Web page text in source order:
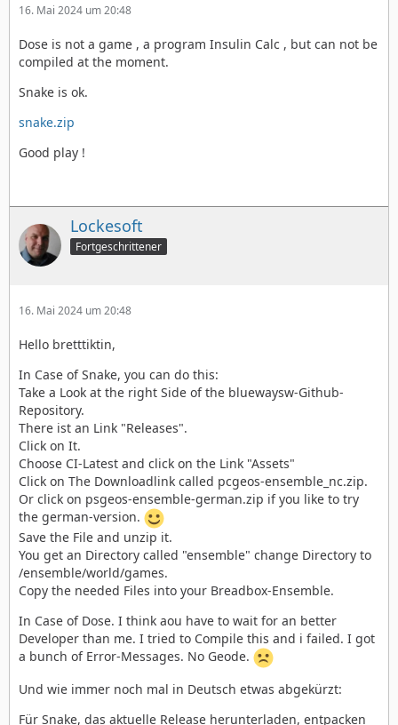
16. Mai 2024 um 20:48
Dose is not a game , a program Insulin Calc , but can not be
compiled at the moment.
Snake is ok.
snake.zip
Good play !
Lockesoft
Fortgeschrittener
16. Mai 2024 um 20:48
Hello bretttiktin,
In Case of Snake, you can do this:
Take a Look at the right Side of the bluewaysw-Github-
Repository.
There ist an Link "Releases".
Click on It.
Choose CI-Latest and click on the Link "Assets"
Click on The Downloadlink called pcgeos-ensemble_nc.zip.
Or click on psgeos-ensemble-german.zip if you like to try
the german-version.
Save the File and unzip it.
You get an Directory called "ensemble" change Directory to
/ensemble/world/games.
Copy the needed Files into your Breadbox-Ensemble.
In Case of Dose. I think aou have to wait for an better
Developer than me. I tried to Compile this and i failed. I got
a bunch of Error-Messages. No Geode.
Und wie immer noch mal in Deutsch etwas abgekürzt:
Für Snake, das aktuelle Release herunterladen, entpacken